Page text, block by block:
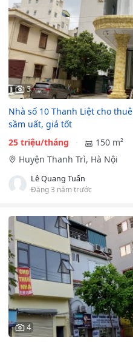
3
Nhà số 10 Thanh Liệt cho
sầm uất, giá tốt
25 triệu/tháng
150 m²
Huyện Thanh Trì, Hà Nội
Lê Quang Tuấn
Đăng 3 năm trước
4